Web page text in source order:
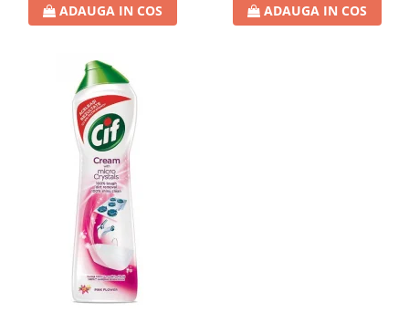
ADAUGA IN COS ADAUGA IN COS